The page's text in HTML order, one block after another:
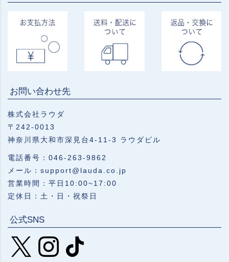
お問い合わせ先
株式会社ラウダ
〒242-0013
神奈川県大和市深見台4-11-3 ラウダビル
電話番号：046-263-9862
メール：support@lauda.co.jp
営業時間：平日10:00~17:00
定休日：土・日・祝祭日
公式SNS